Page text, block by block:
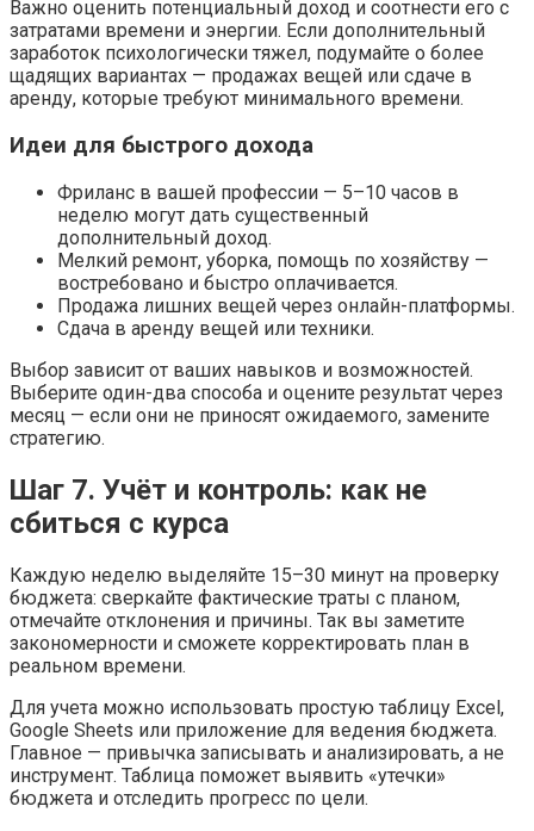
Важно оценить потенциальный доход и соотнести его с
затратами времени и энергии. Если дополнительный
заработок психологически тяжел, подумайте о более
щадящих вариантах — продажах вещей или сдаче в
аренду, которые требуют минимального времени.
Идеи для быстрого дохода
Фриланс в вашей профессии — 5–10 часов в
неделю могут дать существенный
дополнительный доход.
Мелкий ремонт, уборка, помощь по хозяйству —
востребовано и быстро оплачивается.
Продажа лишних вещей через онлайн-платформы.
Сдача в аренду вещей или техники.
Выбор зависит от ваших навыков и возможностей.
Выберите один-два способа и оцените результат через
месяц — если они не приносят ожидаемого, замените
стратегию.
Шаг 7. Учёт и контроль: как не
сбиться с курса
Каждую неделю выделяйте 15–30 минут на проверку
бюджета: сверкайте фактические траты с планом,
отмечайте отклонения и причины. Так вы заметите
закономерности и сможете корректировать план в
реальном времени.
Для учета можно использовать простую таблицу Excel,
Google Sheets или приложение для ведения бюджета.
Главное — привычка записывать и анализировать, а не
инструмент. Таблица поможет выявить «утечки»
бюджета и отследить прогресс по цели.